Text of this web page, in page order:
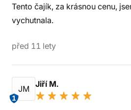
Tento čajík, za krásnou cenu,
vychutnala.
před 11 lety
JM
1
Jiří M.